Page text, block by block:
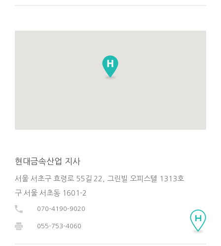
현대금속산업 지사
서울 서초구 효령로 55길 22, 그린빌 오피스텔 1313호
구.서울 서초동 1601-2
070-4190-9020
055-753-4060